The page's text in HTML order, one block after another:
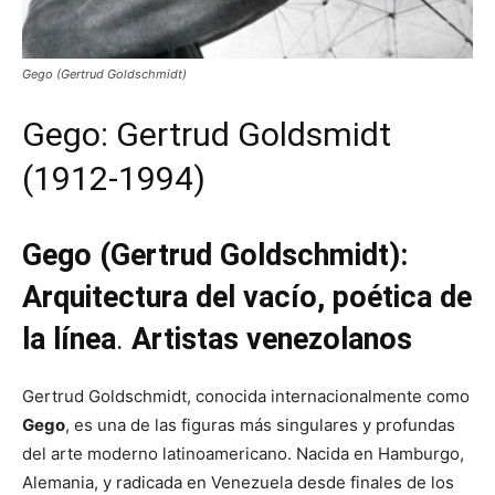
Gego (Gertrud Goldschmidt)
Gego: Gertrud Goldsmidt
(1912-1994)
Gego (Gertrud Goldschmidt):
Arquitectura del vacío, poética de
la línea. Artistas venezolanos
Gertrud Goldschmidt, conocida internacionalmente como
Gego, es una de las figuras más singulares y profundas
del arte moderno latinoamericano. Nacida en Hamburgo,
Alemania, y radicada en Venezuela desde finales de los